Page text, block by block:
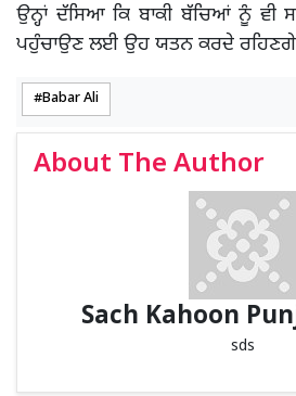
ਉਨ੍ਹਾਂ ਦੱਸਿਆ ਕਿ ਬਾਕੀ ਬੱਚਿਆਂ ਨੂੰ ਵੀ
ਪਹੁੰਚਾਉਣ ਲਈ ਉਹ ਯਤਨ ਕਰਦੇ
Babar Ali
About The Author
Sach Kahoon
sds